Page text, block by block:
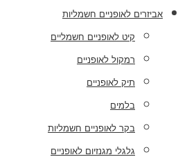
אביזרים לאופניים חשמליות
קיט לאופניים חשמליים
רמקול לאופניים
תיק לאופניים
בלמים
בקר לאופניים חשמליות
גלגלי מגנזיום לאופניים